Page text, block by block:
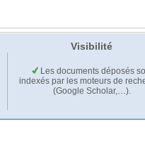
Visibilité
Les documents déposés
indexés par les moteurs de
(Google Scholar,…).